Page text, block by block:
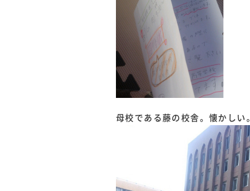
母校である藤の校舎。懐かしい。